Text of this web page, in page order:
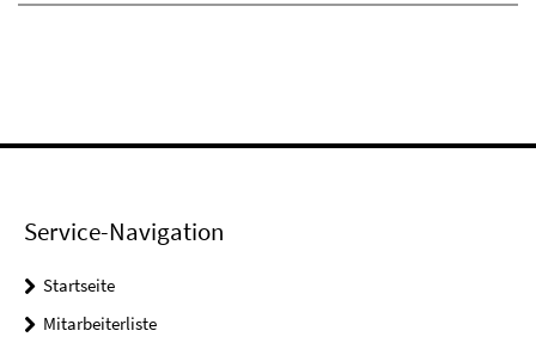
Service-Navigation
Startseite
Mitarbeiterliste